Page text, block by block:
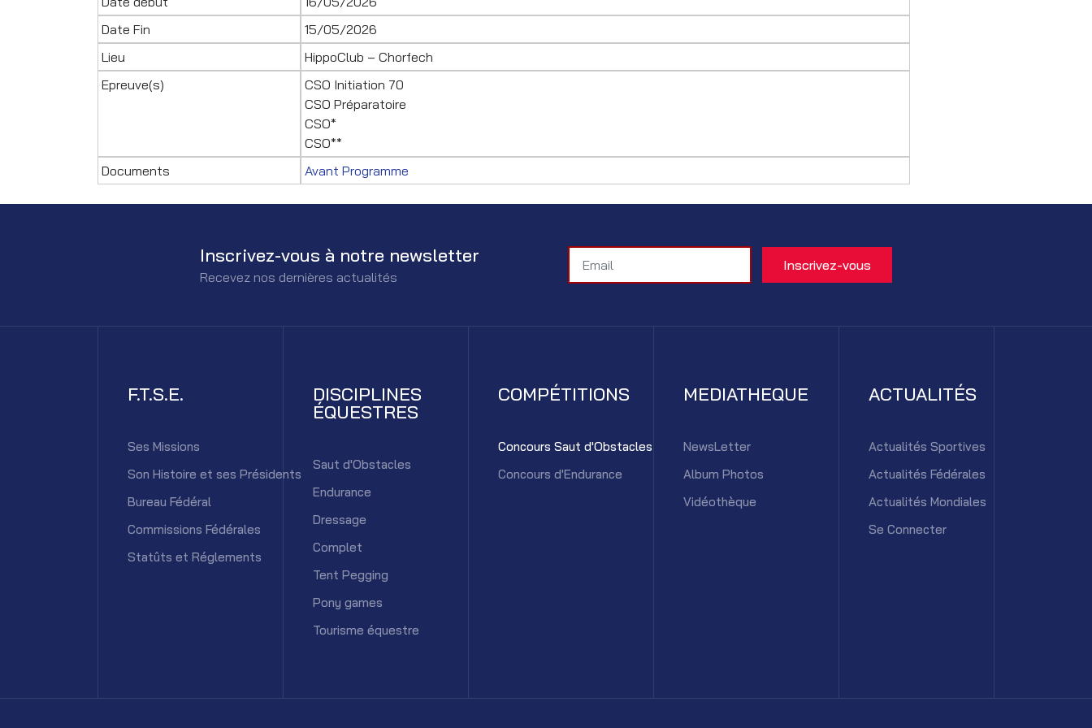
Date Fin
15/05/2026
Lieu
HippoClub – Chorfech
Epreuve(s)
CSO Initiation 70
CSO Préparatoire
CSO*
CSO**
Documents
Avant Programme
Inscrivez-vous à notre newsletter
Recevez nos dernières actualités
F.T.S.E.
Ses Missions
Son Histoire et ses Présidents
Bureau Fédéral
Commissions Fédérales
Statûts et Réglements
DISCIPLINES
ÉQUESTRES
Saut d'Obstacles
Endurance
Dressage
Complet
Tent Pegging
Pony games
Tourisme équestre
COMPÉTITIONS
Concours Saut d'Obstacles
Concours d'Endurance
MEDIATHEQUE
NewsLetter
Album Photos
Vidéothèque
ACTUALITÉS
Actualités Sportives
Actualités Fédérales
Actualités Mondiales
Se Connecter